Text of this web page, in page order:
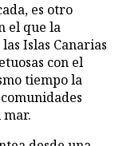
es otro
el que la
Islas Canarias
con el
tiempo la
mar.